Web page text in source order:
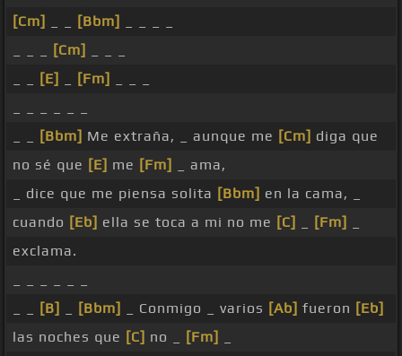
[Cm]
[Bbm]
[Cm]
[E] [Fm]
[Bbm] Me extraña, _ aunque me [Cm] diga que
no sé que [E] me [Fm]
_ ama,
_ dice que me piensa solita [Bbm] en la cama, _
cuando [Eb] ella se toca a mi no me [C] [Fm]
exclama.
[B] [Bbm] _ Conmigo _ varios [Ab] fueron [Eb]
las noches que [C] no _ [Fm]